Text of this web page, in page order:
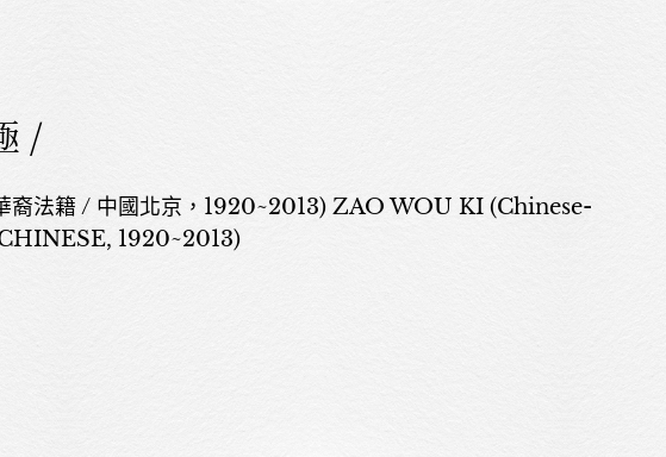
/
裔法籍 / 中國北京，1920~2013) ZAO WOU KI (Chinese-
1920~2013)